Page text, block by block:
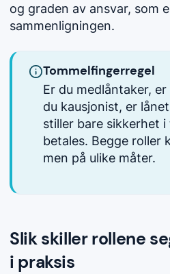
og graden av ansvar, som
sammenligningen.
Tommelfingerregel
Er du medlåntaker,
du kausjonist, er
stiller bare sikkerhet
betales. Begge roller
men på ulike måter.
Slik skiller rollene
i praksis